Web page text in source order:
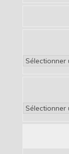
Catégories
Archives